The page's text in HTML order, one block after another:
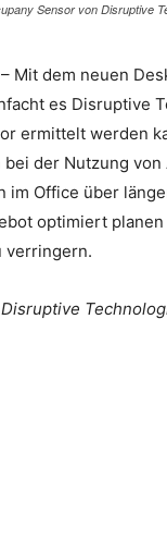
Sensor von Disruptive
– Mit dem neuen
es Disruptive
ermittelt werden
der Nutzung
im Office über
optimiert
verringern.